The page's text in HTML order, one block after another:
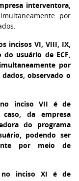
interventora,
por
incisos VI, VIII, IX,
usuário de ECF,
por
observado o
inciso VII é de
da empresa
do programa
podendo ser
por meio de
inciso XI é de